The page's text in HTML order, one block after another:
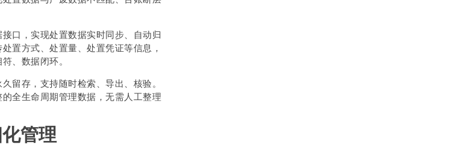
口，实现处置数据实时同步、自动归
置方式、处置量、处置凭证等信息，
、数据闭环。
留存，支持随时检索、导出、核验。
全生命周期管理数据，无需人工整理
管理